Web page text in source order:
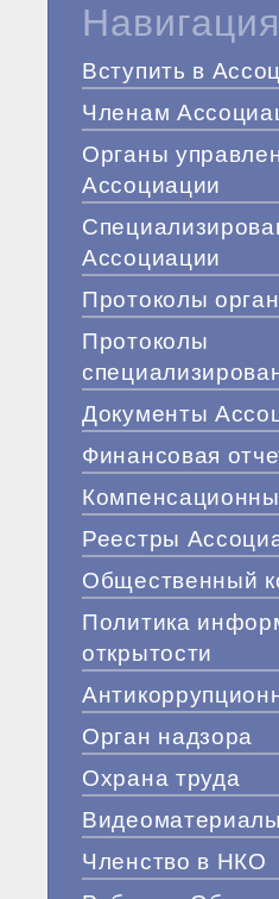
Навигация
Вступить в
Членам
Органы
Ассоциации
Ассоциации
Протоколы
Протоколы
Документы
Финансовая
Реестры
Общественный
Политика
открытости
Орган надзора
Охрана труда
Видеоматериалы
Членство в НКО